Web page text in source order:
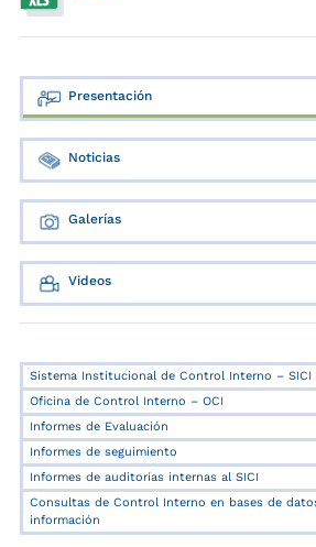
Presentación
Noticias
Galerías
Videos
Sistema Institucional de Control Interno – SICI
Oficina de Control Interno – OCI
Informes de Evaluación
Informes de seguimiento
Informes de auditorías internas al SICI
Consultas de Control Interno en bases de
información